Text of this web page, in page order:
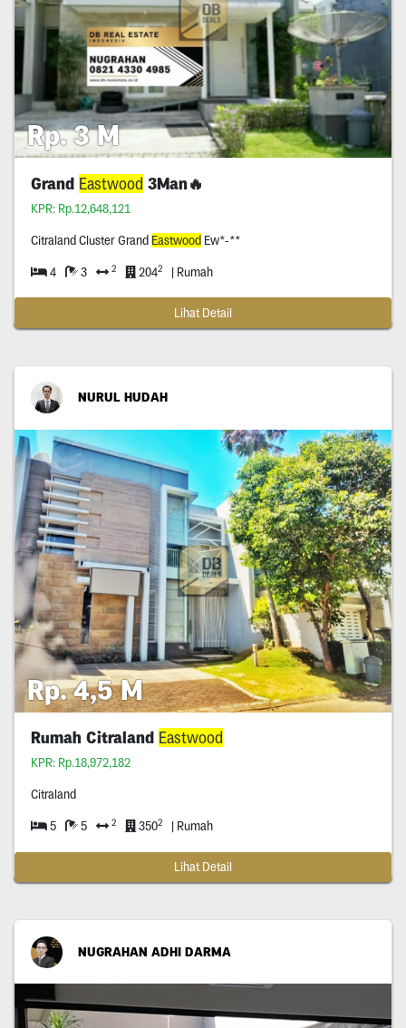
Rp. 3 M
Grand Eastwood 3Man🔥
KPR: Rp.12,648,121
Citraland Cluster Grand Eastwood Ew*-**
4 3 2 2042 | Rumah
Lihat Detail
NURUL HUDAH
Rp. 4,5 M
Rumah Citraland Eastwood
KPR: Rp.18,972,182
Citraland
5 5 2 3502 | Rumah
Lihat Detail
NUGRAHAN ADHI DARMA